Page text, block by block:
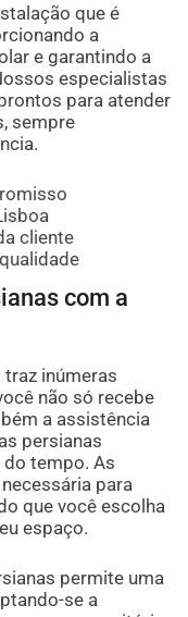
que é
a
e garantindo a
especialistas
para atender
sempre
cliente
com a
inúmeras
não só recebe
a assistência
persianas
tempo. As
para
que você escolha
espaço.
permite uma
se a